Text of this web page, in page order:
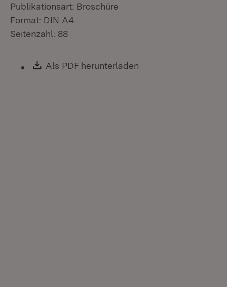
Publikationsart: Broschüre
Format: DIN A4
Seitenzahl: 88
Download:
Als PDF herunterladen